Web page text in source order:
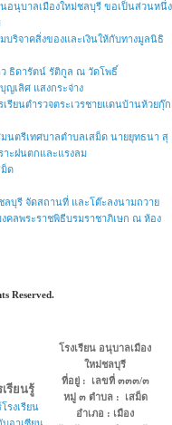
นอนุบาลเมืองใหม่ชลบุรี ขอเป็นส่วนหนึ่ง
ริจาคสิ่งของและเงินให้กับทางมูลนิธิ
ธิดารัตน์ รัติกูล ณ วัดโพธิ์
เลิศ แสงกระจ่าง
รียนตำรวจตระเวรชายแดนบ้านห้วยกุ๊ก
นตรีเทศบาลตำบลเสม็ด นายยุทธนา สุ
าะฝนตกและแรงลม
ม็ด
ลบุรี จัดสถานที่ และโต๊ะลงนามถวาย
คลพระราชพิธีบรมราชาภิเษก ณ ห้อง
Reserved.
รียนรู้
รงเรียน
โรงเรียน อนุบาลเมือง
ใหม่ชลบุรี
ที่อยู่ : เลขที่ ๓๓๓/๓
หมู่ ๓ ตำบล : เสม็ด
อำเภอ : เมือง